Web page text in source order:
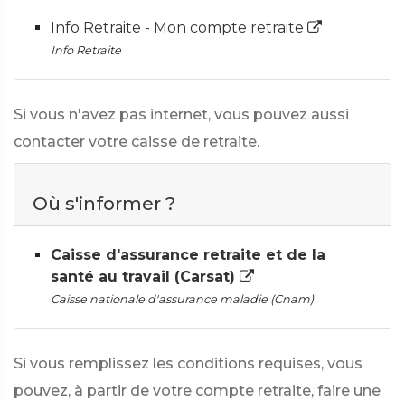
Info Retraite - Mon compte retraite
Info Retraite
Si vous n'avez pas internet, vous pouvez aussi
contacter votre caisse de retraite.
Où s'informer ?
Caisse d'assurance retraite et de la
santé au travail (Carsat)
Caisse nationale d'assurance maladie (Cnam)
Si vous remplissez les conditions requises, vous
pouvez, à partir de votre compte retraite, faire une